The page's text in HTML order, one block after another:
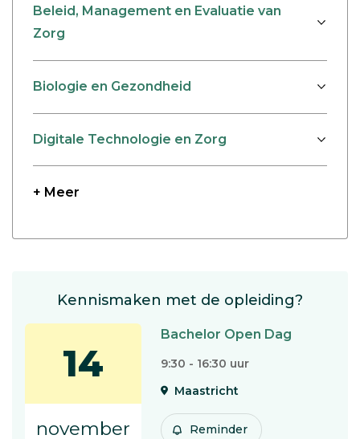
Beleid, Management en Evaluatie van
Zorg
Biologie en Gezondheid
Digitale Technologie en Zorg
+ Meer
Kennismaken met de opleiding?
14
november
Bachelor Open Dag
9:30 - 16:30 uur
Maastricht
Reminder